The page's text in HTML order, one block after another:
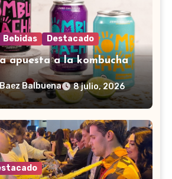
Bebidas Destacado
apuesta a la kombucha
Balbuena 8 julio, 2026